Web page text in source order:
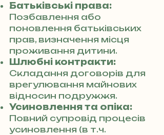
Батьківські права:
Позбавлення або
поновлення батьківських
прав, визначення місця
проживання дитини.
Шлюбні контракти:
Складання договорів для
врегулювання майнових
відносин подружжя.
Усиновлення та опіка:
Повний супровід процесів
усиновлення (в т.ч.